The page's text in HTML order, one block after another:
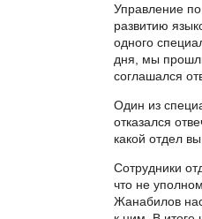
Управление
развитию
одного
дня, мы
соглашался
Один из
отказался
какой отдел
Сотрудники
что не
Жанабилов